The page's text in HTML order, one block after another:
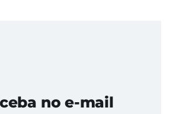
no e-mail